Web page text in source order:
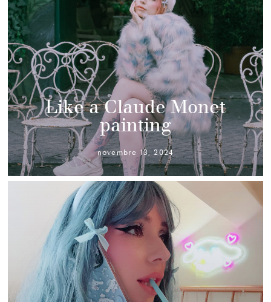
Like a Claude Monet
painting
novembre 13, 2024